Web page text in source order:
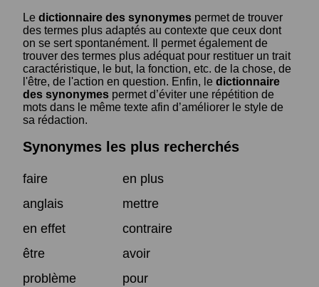
Le dictionnaire des synonymes permet de trouver
des termes plus adaptés au contexte que ceux dont
on se sert spontanément. Il permet également de
trouver des termes plus adéquat pour restituer un trait
caractéristique, le but, la fonction, etc. de la chose, de
l'être, de l'action en question. Enfin, le dictionnaire
des synonymes permet d’éviter une répétition de
mots dans le même texte afin d’améliorer le style de
sa rédaction.
Synonymes les plus recherchés
faire
en plus
anglais
mettre
en effet
contraire
être
avoir
problème
pour